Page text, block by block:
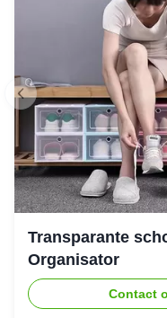
Transparante
Organisator
Contact